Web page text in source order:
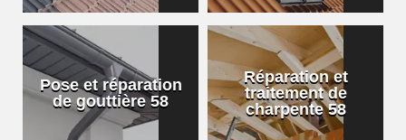
Pose et réparation
de gouttière 58
Réparation et
traitement de
charpente 58